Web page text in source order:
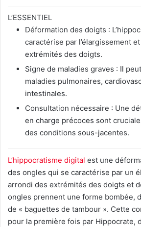
L’ESSENTIEL
Déformation des doigts :
caractérise par l’élargissement et
extrémités des doigts.
Signe de maladies graves : Il
maladies pulmonaires,
intestinales.
Consultation nécessaire : Une
en charge précoces sont
des conditions sous-jacentes.
L’hippocratisme digital est une
des ongles qui se caractérise par un
arrondi des extrémités des doigts et
ongles prennent une forme bombée,
de « baguettes de tambour ». Cette
pour la première fois par Hippocrate,